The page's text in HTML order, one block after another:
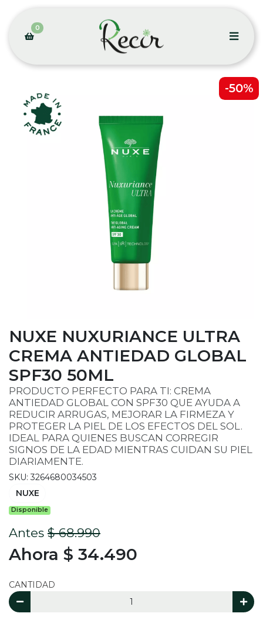
0
-50%
NUXE NUXURIANCE ULTRA
CREMA ANTIEDAD GLOBAL
SPF30 50ML
PRODUCTO PERFECTO PARA TI: CREMA
ANTIEDAD GLOBAL CON SPF30 QUE AYUDA A
REDUCIR ARRUGAS, MEJORAR LA FIRMEZA Y
PROTEGER LA PIEL DE LOS EFECTOS DEL SOL.
IDEAL PARA QUIENES BUSCAN CORREGIR
SIGNOS DE LA EDAD MIENTRAS CUIDAN SU PIEL
DIARIAMENTE.
SKU: 3264680034503
NUXE
Disponible
Antes $ 68.990
Ahora $ 34.490
CANTIDAD